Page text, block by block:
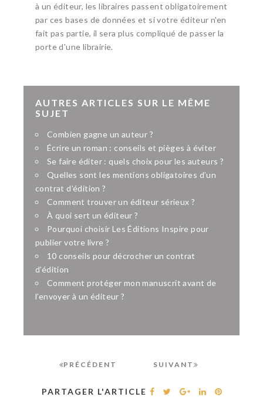
à un éditeur, les libraires passent obligatoirement
par ces bases de données et si votre éditeur n'en
fait pas partie, il sera plus compliqué de passer la
porte d'une librairie.
AUTRES ARTICLES SUR LE MÊME
SUJET
Combien gagne un auteur ?
Écrire un roman : conseils et pièges à éviter
Se faire éditer : quels choix pour les auteurs ?
Quelles sont les mentions obligatoires d’un
contrat d’édition ?
Comment trouver un éditeur sérieux ?
À quoi sert un éditeur ?
Pourquoi choisir Les Éditions Inspire pour
publier votre livre ?
10 conseils pour décrocher un contrat
d’édition
Comment protéger mon manuscrit avant de
l’envoyer à un éditeur ?
PRÉCÉDENT SUIVANT
PARTAGER L'ARTICLE